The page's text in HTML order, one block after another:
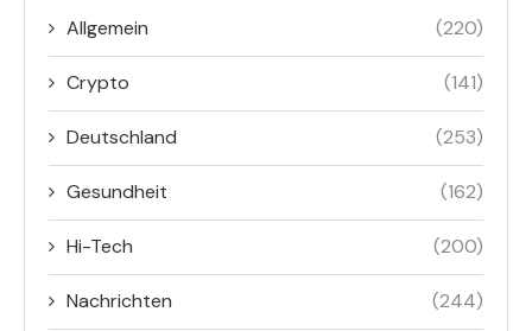
Allgemein (220)
Crypto (141)
Deutschland (253)
Gesundheit (162)
Hi-Tech (200)
Nachrichten (244)